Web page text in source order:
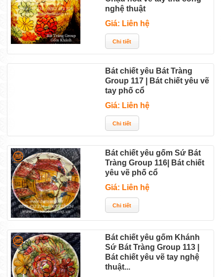
nghệ thuật
Giá: Liên hệ
Bát chiết yêu Bát Tràng
Group 117 | Bát chiết yêu vẽ
tay phố cổ
Giá: Liên hệ
Bát chiết yêu gốm Sứ Bát
Tràng Group 116| Bát chiết
yêu vẽ phố cổ
Giá: Liên hệ
Bát chiết yêu gốm Khánh
Sứ Bát Tràng Group 113 |
Bát chiết yêu vẽ tay nghệ
thuật...